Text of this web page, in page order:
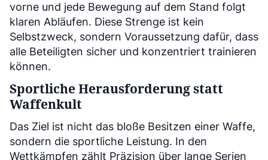
vorne und jede Bewegung auf dem Stand folgt
klaren Abläufen. Diese Strenge ist kein
Selbstzweck, sondern Voraussetzung dafür, dass
alle Beteiligten sicher und konzentriert trainieren
können.
Sportliche Herausforderung statt
Waffenkult
Das Ziel ist nicht das bloße Besitzen einer Waffe,
sondern die sportliche Leistung. In den
Wettkämpfen zählt Präzision über lange Serien